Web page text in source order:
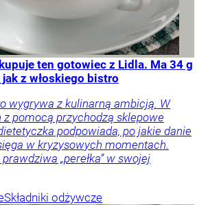
ten gotowiec z Lidla. Ma 34 g
jak z włoskiego bistro
wygrywa z kulinarną ambicją. W
pomocą przychodzą sklepowe
podpowiada, po jakie danie
w kryzysowych momentach.
„perełka” w swojej
Składniki odżywcze